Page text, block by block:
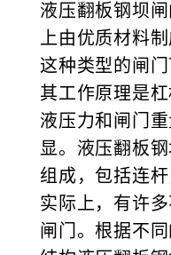
液压翻板钢坝
上由优质材料
这种类型的闸
其工作原理是
液压力和闸门
显。液压翻板
组成，包括连
实际上，有许
闸门。根据不